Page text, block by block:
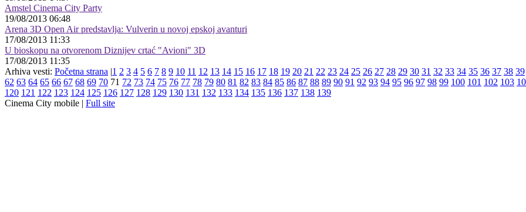
Amstel Cinema City Party
19/08/2013 06:48
Arena 3D Open Air predstavlja: Vulverin u novoj epskoj avanturi
17/08/2013 11:33
U bioskopu na otvorenom Diznijev crtać "Avioni" 3D
17/08/2013 11:35
Arhiva vesti: Početna strana |1 2 3 4 5 6 7 8 9 10 11 12 13 14 15 16 17 18 19 20 21 22 23 24 25 26 27 28 29 30 31 32 33 34 35 36 37 38 39
62 63 64 65 66 67 68 69 70 71 72 73 74 75 76 77 78 79 80 81 82 83 84 85 86 87 88 89 90 91 92 93 94 95 96 97 98 99 100 101 102 103
120 121 122 123 124 125 126 127 128 129 130 131 132 133 134 135 136 137 138 139
Cinema City mobile | Full site